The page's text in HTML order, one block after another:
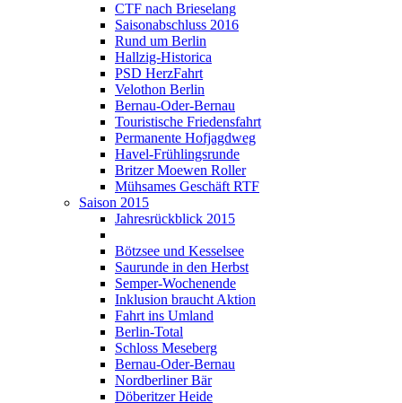
CTF nach Brieselang
Saisonabschluss 2016
Rund um Berlin
Hallzig-Historica
PSD HerzFahrt
Velothon Berlin
Bernau-Oder-Bernau
Touristische Friedensfahrt
Permanente Hofjagdweg
Havel-Frühlingsrunde
Britzer Moewen Roller
Mühsames Geschäft RTF
Saison 2015
Jahresrückblick 2015
Bötzsee und Kesselsee
Saurunde in den Herbst
Semper-Wochenende
Inklusion braucht Aktion
Fahrt ins Umland
Berlin-Total
Schloss Meseberg
Bernau-Oder-Bernau
Nordberliner Bär
Döberitzer Heide